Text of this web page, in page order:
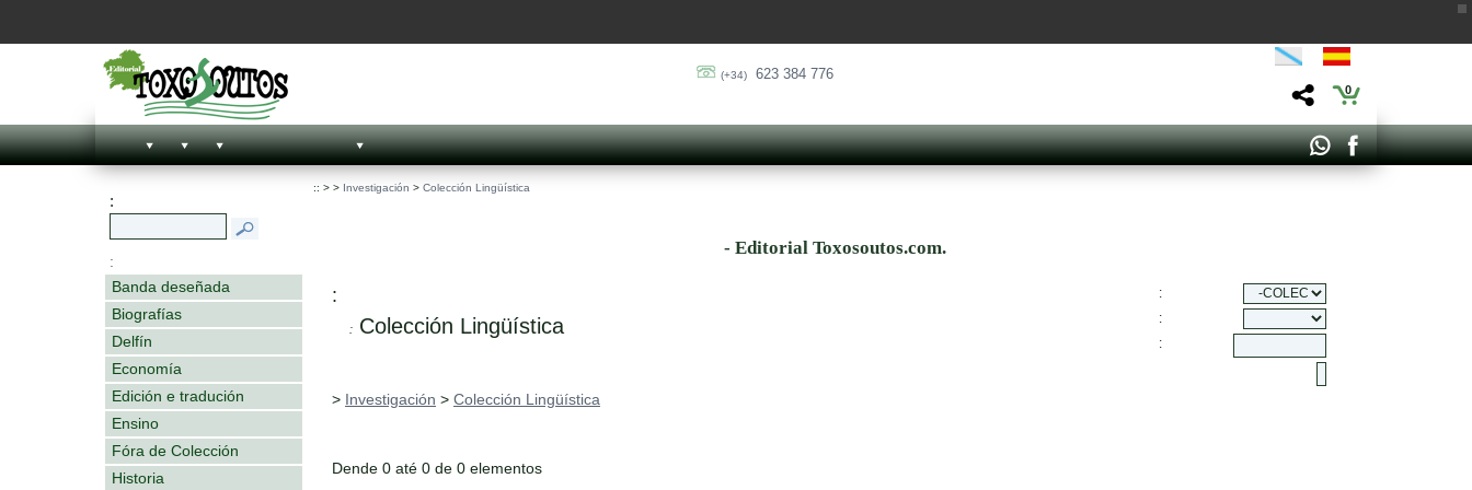
(+34) 623 384 776
0
:
:
Banda deseñada
Biografías
Delfín
Economía
Edición e tradución
Ensino
Fóra de Colección
Historia
:: > > Investigación > Colección Lingüística
- Editorial Toxosoutos.com.
:
: Colección Lingüística
:
:
:
> Investigación > Colección Lingüística
Dende 0 até 0 de 0 elementos